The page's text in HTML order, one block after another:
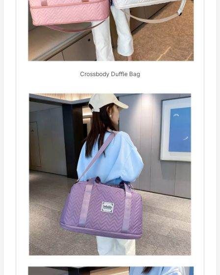
Crossbody Duffle Bag